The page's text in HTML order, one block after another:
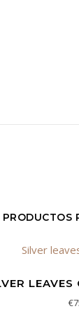
PRODUCTOS
€32.00
LEAVES
€